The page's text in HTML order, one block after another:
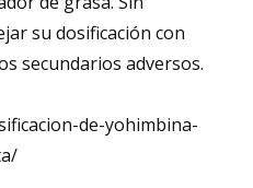
su dosificación con
secundarios adversos.
de-yohimbina-